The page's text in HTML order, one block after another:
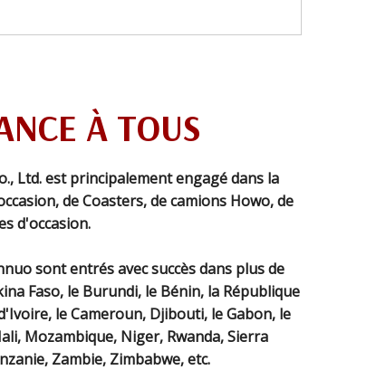
À TOUS
Ltd. est principalement engagé dans la
de Coasters, de camions Howo, de
d'occasion.
sont entrés avec succès dans plus de
Faso, le Burundi, le Bénin, la République
le Cameroun, Djibouti, le Gabon, le
Mozambique, Niger, Rwanda, Sierra
Zambie, Zimbabwe, etc.